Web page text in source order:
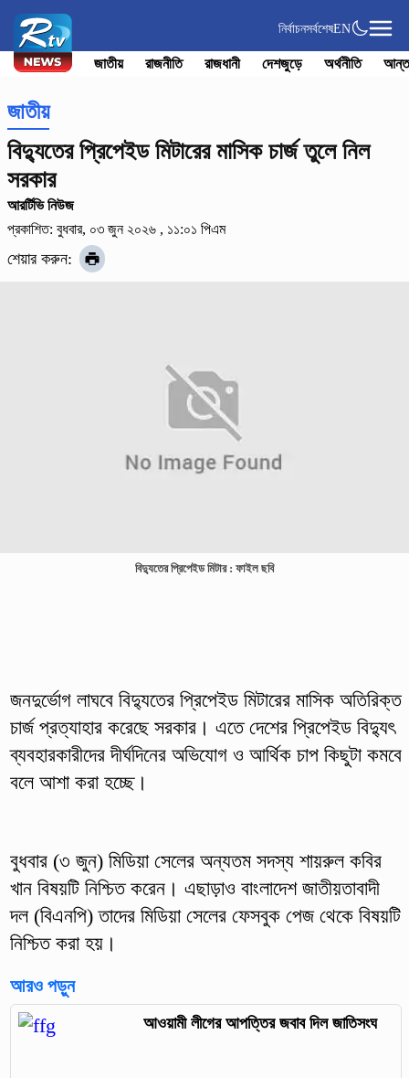
নির্বাচনসর্বশেষEN
জাতীয় রাজনীতি রাজধানী দেশজুড়ে অর্থনীতি
জাতীয়
বিদ্যুতের প্রিপেইড মিটারের মাসিক চার্জ তুলে নিল
সরকার
আরর্টিভি নিউজ
প্রকাশিত: বুধবার, ০৩ জুন ২০২৬ , ১১:০১ পিএম
শেয়ার করুন:
বিদ্যুতের প্রিপেইড মিটার : ফাইল ছবি
জনদুর্ভোগ লাঘবে বিদ্যুতের প্রিপেইড মিটারের মাসিক অতিরিক্ত
চার্জ প্রত্যাহার করেছে সরকার। এতে দেশের প্রিপেইড বিদ্যুৎ
ব্যবহারকারীদের দীর্ঘদিনের অভিযোগ ও আর্থিক চাপ কিছুটা কমবে
বলে আশা করা হচ্ছে।
বুধবার (৩ জুন) মিডিয়া সেলের অন্যতম সদস্য শায়রুল কবির
খান বিষয়টি নিশ্চিত করেন। এছাড়াও বাংলাদেশ জাতীয়তাবাদী
দল (বিএনপি) তাদের মিডিয়া সেলের ফেসবুক পেজ থেকে বিষয়টি
নিশ্চিত করা হয়।
আরও পড়ুন
আওয়ামী লীগের আপত্তির জবাব দিল জাতিসংঘ